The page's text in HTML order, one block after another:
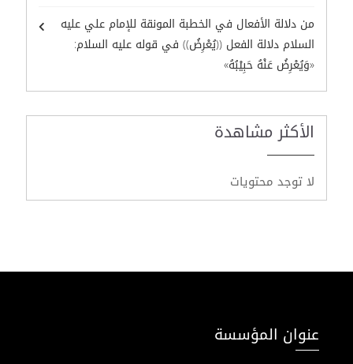
من دلالة الأفعال في الخطبة المونقة للإمام علي عليه
السلام دلالة الفعل ((يُعْرِضُ)) في قوله عليه السلام:
«وَيُعْرِضُ عَنْهُ حَبِيْبُهُ»
الأكثر مشاهدة
لا توجد محتويات
عنوان المؤسسة